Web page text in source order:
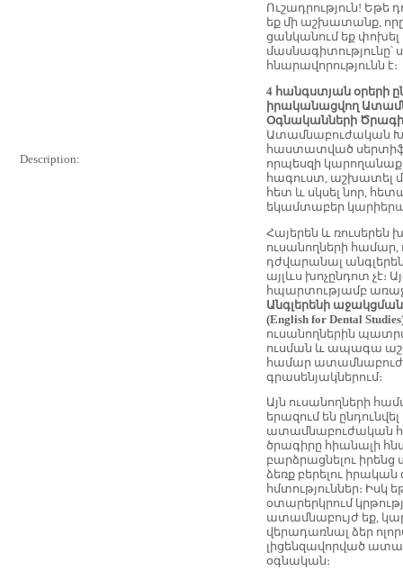
Description:
Ուշադրություն! Եթե
եք մի աշխատանք, որը
ցանկանում եք փոխել
մասնագիտությունը՝
հնարավորությունն է։
4 հանգստյան օրերի
իրականացվող
Օգնականների
Ատամնաբուժական
հաստատված
որպեսզի կարողանաք
հագուստ, աշխատել
հետ և սկսել նոր,
եկամտաբեր
Հայերեն և ռուսերեն
ուսանողների համար,
դժվարանալ
այլևս խոչընդոտ չէ։
հպարտությամբ
Անգլերենի
(English for Dental
ուսանողներին
ուսման և ապագա
համար
գրասենյակներում։
Այն ուսանողների
երազում են ընդունվել
ատամնաբուժական
ծրագիրը հիանալի
բարձրացնելու իրենց
ձեռք բերելու
հմտություններ։ Իսկ
օտարերկրում
ատամնաբույժ եք,
վերադառնալ ձեր
լիցենզավորված
օգնական։